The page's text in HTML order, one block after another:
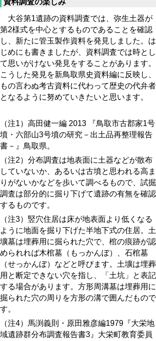
大谷第1遺跡の資料調査では、弥生土器が
第2様式を中心とするものであることを確認
し、新たに管玉製作資料を発見しました。は
じめにも書きましたが、資料調査では時とし
て思いがけない発見をすることがあります。
こうした発見を新鳥取県史資料編に反映し、
もの言わぬ考古資料に代わって歴史の代弁者
となるように努めていきたいと思います。
（注1）高田健一編 2013 『鳥取市古郡家1号
墳・六部山3号墳の研究－出土品再整理報告
書－』鳥取県。
（注2）分布調査は地表面に土器などが散布
していないか、あるいは古墳と思われる高ま
りがないかなどを歩いて調べるもので、試掘
調査は部分的に掘り下げて遺跡の有無を確認
するものです。
（注3）竪穴住居は床が地表面より低くなる
ように地面を掘り下げた半地下式の住居。土
壙墓は埋葬用に掘られた穴で、棺の痕跡が認
められれば木棺墓（もっかんぼ）、石棺墓
（せっかんぼ）などと呼びます。土壙は埋葬
用と断定できない穴を指し、「土坑」と表記
する場合があります。方形周溝墓は埋葬用に
掘られた穴の周りを方形の溝で囲んだもので
す。
（注4）馬渕義則・原田雅彦編1979『大栄地
域遺跡群分布調査報告書3』大栄町教育委員